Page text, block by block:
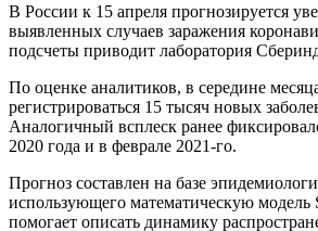
В России к 15 апреля прогнозируется
выявленных случаев заражения
подсчеты приводит лаборатория
По оценке аналитиков, в середине
регистрироваться 15 тысяч новых
Аналогичный всплеск ранее
2020 года и в феврале 2021-го.
Прогноз составлен на базе
использующего математическую модель
помогает описать динамику